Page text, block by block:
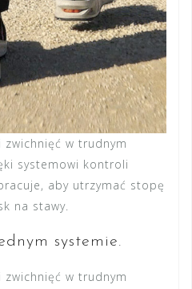
zwichnięć w trudnym
systemowi kontroli
aby utrzymać stopę
na stawy.
systemie.
zwichnięć w trudnym